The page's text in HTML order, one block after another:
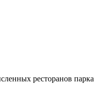
ресторанов парка